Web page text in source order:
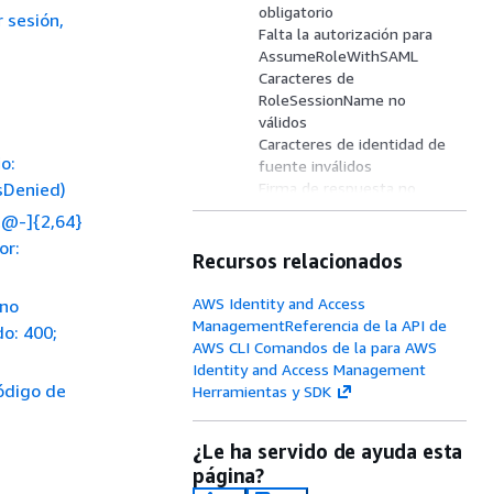
sesión,
]{2,64}
400;
de
obligatorio
Falta la autorización para
AssumeRoleWithSAML
Caracteres de
RoleSessionName no
válidos
Caracteres de identidad de
fuente inválidos
Firma de respuesta no
válida
No se pudo eliminar la clave
No se pudo eliminar la clave
privada porque el ID de la
clave no coincide con una
clave privada
No se ha podido asumir un
los metadatos
No se pudo actualizar un
Recursos relacionados
AWS Identity and Access
ManagementReferencia de la API de
AWS CLI Comandos de la para AWS
Identity and Access Management
Herramientas y SDK
¿Le ha servido de ayuda esta
página?